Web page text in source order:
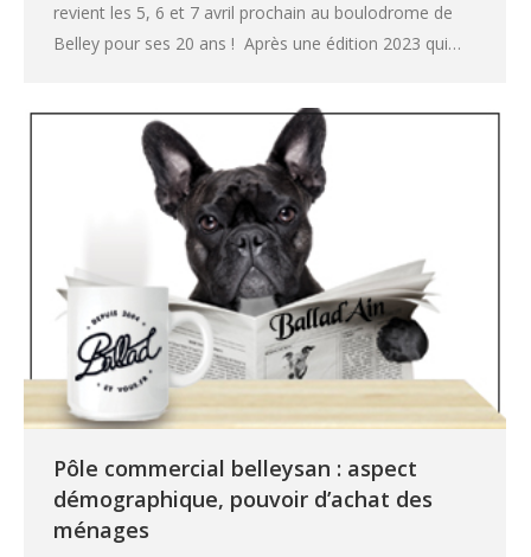
revient les 5, 6 et 7 avril prochain au boulodrome de
Belley pour ses 20 ans ! Après une édition 2023 qui…
Pôle commercial belleysan : aspect
démographique, pouvoir d’achat des
ménages